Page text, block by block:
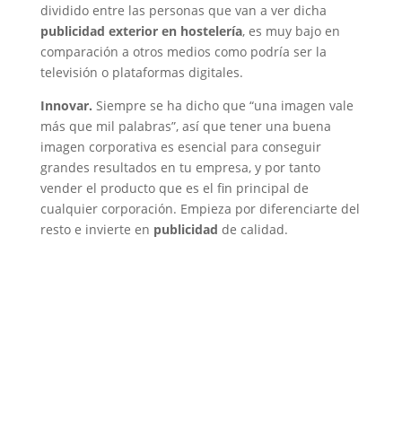
dividido entre las personas que van a ver dicha
publicidad exterior en hostelería, es muy bajo en
comparación a otros medios como podría ser la
televisión o plataformas digitales.
Innovar. Siempre se ha dicho que “una imagen vale
más que mil palabras”, así que tener una buena
imagen corporativa es esencial para conseguir
grandes resultados en tu empresa, y por tanto
vender el producto que es el fin principal de
cualquier corporación. Empieza por diferenciarte del
resto e invierte en publicidad de calidad.